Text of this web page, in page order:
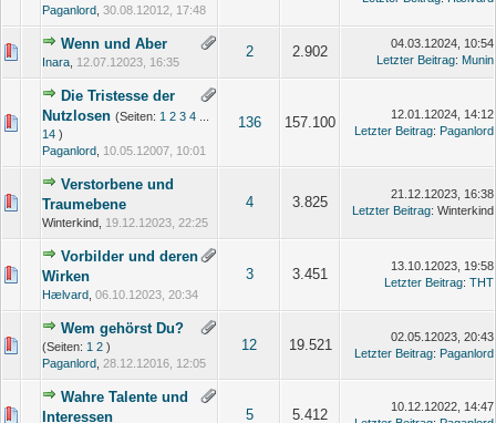
Paganlord 30.08.12012, 17:48
Wenn und Aber
Inara 12.07.12023, 16:35
2 2.902
04.03.12024, 10:54
Letzter Beitrag: Munin
Die Tristesse der
Nutzlosen (Seiten: 1 2 3 4
14 )
Paganlord 10.05.12007, 10:01
136 157.100
12.01.12024, 14:12
Letzter Beitrag: Paganlord
Verstorbene und
Traumebene
Winterkind, 19.12.12023, 22:25
4 3.825
21.12.12023, 16:38
Letzter Beitrag: Winterkind
Vorbilder und deren
Wirken
Hælvard 06.10.12023, 20:34
3 3.451
13.10.12023, 19:58
Letzter Beitrag: THT
Wem gehörst Du?
(Seiten: 1 2 )
Paganlord 28.12.12016, 12:05
12 19.521
02.05.12023, 20:43
Letzter Beitrag: Paganlord
Wahre Talente und
Interessen
5 5.412
10.12.12022, 14:47